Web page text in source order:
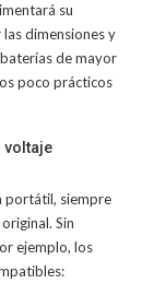
su
dimensiones y
de mayor
poco prácticos
voltaje
portátil, siempre
Sin
ejemplo, los